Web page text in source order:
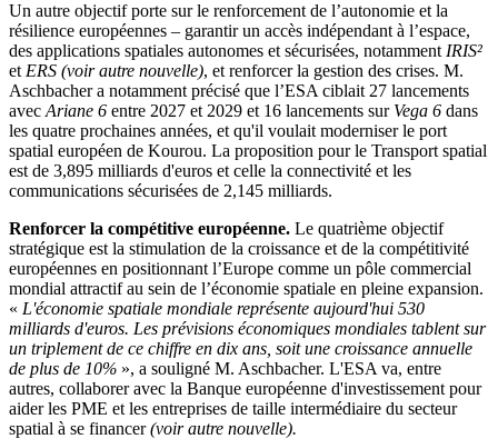
Un autre objectif porte sur le renforcement de l’autonomie et la
résilience européennes – garantir un accès indépendant à l’espace,
des applications spatiales autonomes et sécurisées, notamment IRIS²
et ERS (voir autre nouvelle), et renforcer la gestion des crises. M.
Aschbacher a notamment précisé que l’ESA ciblait 27 lancements
avec Ariane 6 entre 2027 et 2029 et 16 lancements sur Vega 6 dans
les quatre prochaines années, et qu'il voulait moderniser le port
spatial européen de Kourou. La proposition pour le Transport spatial
est de 3,895 milliards d'euros et celle la connectivité et les
communications sécurisées de 2,145 milliards.
Renforcer la compétitive européenne. Le quatrième objectif
stratégique est la stimulation de la croissance et de la compétitivité
européennes en positionnant l’Europe comme un pôle commercial
mondial attractif au sein de l’économie spatiale en pleine expansion.
« L'économie spatiale mondiale représente aujourd'hui 530
milliards d'euros. Les prévisions économiques mondiales tablent sur
un triplement de ce chiffre en dix ans, soit une croissance annuelle
de plus de 10% », a souligné M. Aschbacher. L'ESA va, entre
autres, collaborer avec la Banque européenne d'investissement pour
aider les PME et les entreprises de taille intermédiaire du secteur
spatial à se financer(voir autre nouvelle).